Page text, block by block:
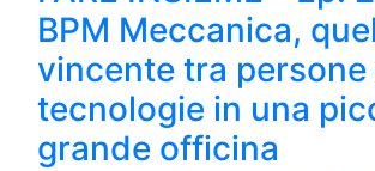
BPM Meccanica,
vincente tra persone
tecnologie in una
grande officina